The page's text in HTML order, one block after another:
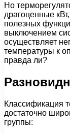
Но
драгоценные
полезных
выключением
осуществляет
температуры к
правда ли?
Классификация
достаточно
группы: